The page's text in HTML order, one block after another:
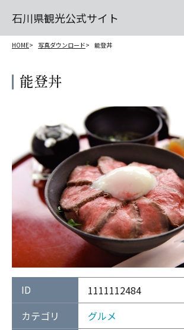
石川県観光公式サイト
HOME 写真ダウンロード 能登丼
能登丼
ID
1111112484
カテゴリ
グルメ